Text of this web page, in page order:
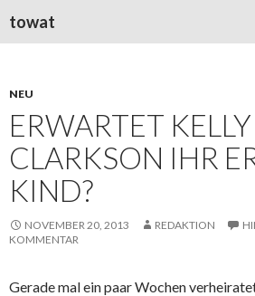
towat
NEU
ERWARTET KELLY
CLARKSON IHR
KIND?
NOVEMBER 20, 2013 REDAKTION
KOMMENTAR
Gerade mal ein paar Wochen